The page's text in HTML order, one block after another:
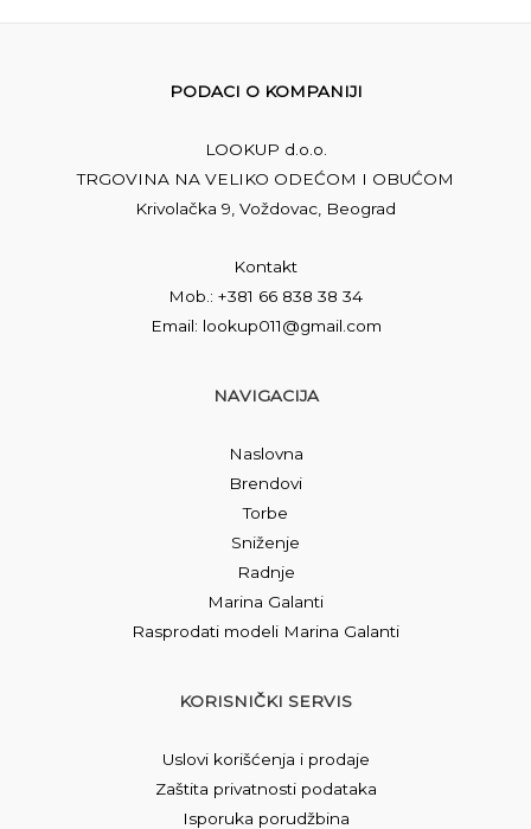
PODACI O KOMPANIJI
LOOKUP d.o.o.
TRGOVINA NA VELIKO ODEĆOM I OBUĆOM
Krivolačka 9, Voždovac, Beograd
Kontakt
Mob.: +381 66 838 38 34
Email: lookup011@gmail.com
NAVIGACIJA
Naslovna
Brendovi
Torbe
Sniženje
Radnje
Marina Galanti
Rasprodati modeli Marina Galanti
KORISNIČKI SERVIS
Uslovi korišćenja i prodaje
Zaštita privatnosti podataka
Isporuka porudžbina